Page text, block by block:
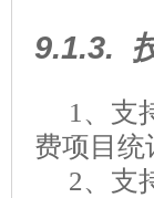
9.1.3.
1 、支
费项目统
2、支